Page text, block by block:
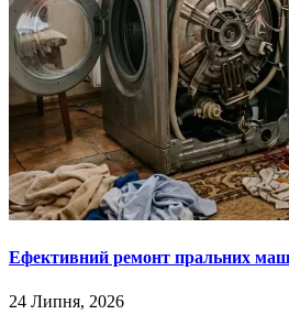
Ефективний ремонт пральних
24 Липня, 2026